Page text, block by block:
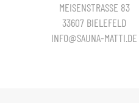
MEISENSTRASSE 83
33607 BIELEFELD
INFO@SAUNA-MATTI.DE